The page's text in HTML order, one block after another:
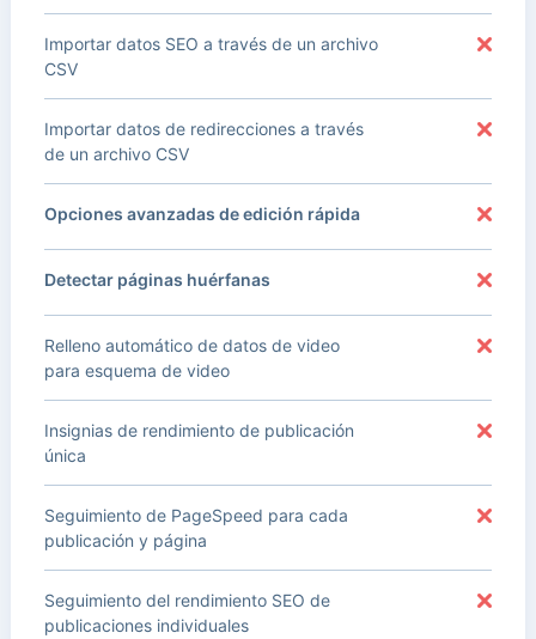
Importar datos SEO a través de un archivo
CSV
Importar datos de redirecciones a través
de un archivo CSV
Opciones avanzadas de edición rápida
Detectar páginas huérfanas
Relleno automático de datos de video
para esquema de video
Insignias de rendimiento de publicación
única
Seguimiento de PageSpeed para cada
publicación y página
Seguimiento del rendimiento SEO de
publicaciones individuales